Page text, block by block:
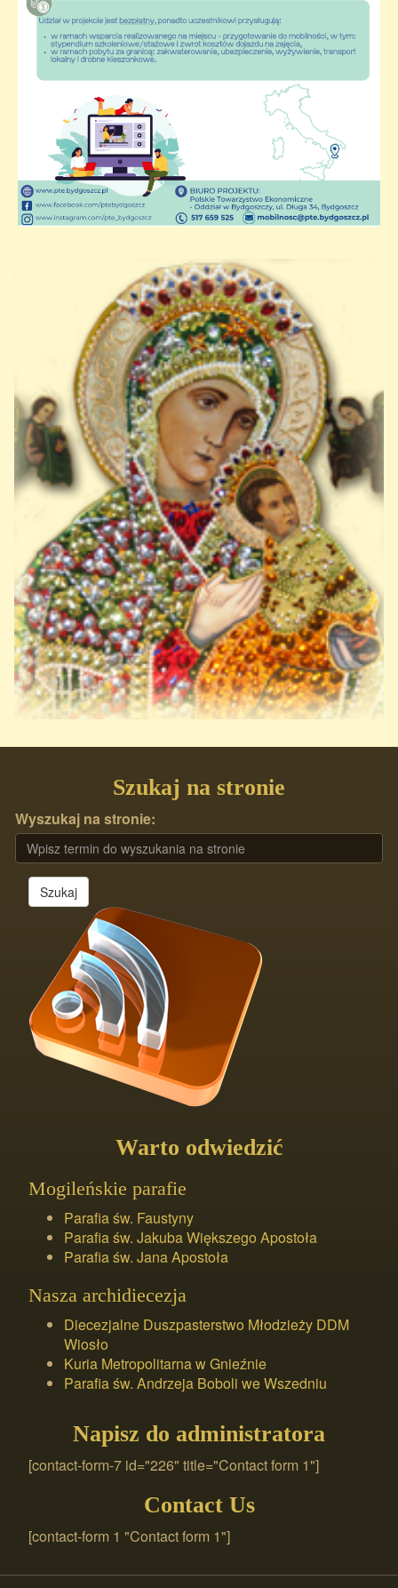
Szukaj na stronie
Wyszukaj na stronie:
Szukaj
Warto odwiedzić
Mogileńskie parafie
Parafia św. Faustyny
Parafia św. Jakuba Większego Apostoła
Parafia św. Jana Apostoła
Nasza archidiecezja
Diecezjalne Duszpasterstwo Młodzieży DDM
Wiosło
Kuria Metropolitarna w Gnieźnie
Parafia św. Andrzeja Boboli we Wszedniu
Napisz do administratora
[contact-form-7 id="226" title="Contact form 1"]
Contact Us
[contact-form 1 "Contact form 1"]